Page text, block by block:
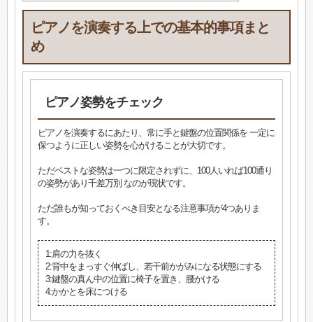
ピアノを演奏する上での基本的事項まと
め
ピアノ姿勢をチェック
ピアノを演奏するにあたり、常に手と鍵盤の位置関係を 一定に
保つように正しい姿勢を心がけることが大切です。
ただベストな姿勢は一つに限定されずに、100人いれば100通り
の姿勢があり千差万別 なのが現状です。
ただ誰もが知っておくべき目安となる注意事項が4つありま
す。
1:肩の力を抜く
2:背中をまっすぐ伸ばし、若干前かがみになる状態にする
3:鍵盤の真ん中の位置に椅子を置き、腰かける
4:かかとを床につける